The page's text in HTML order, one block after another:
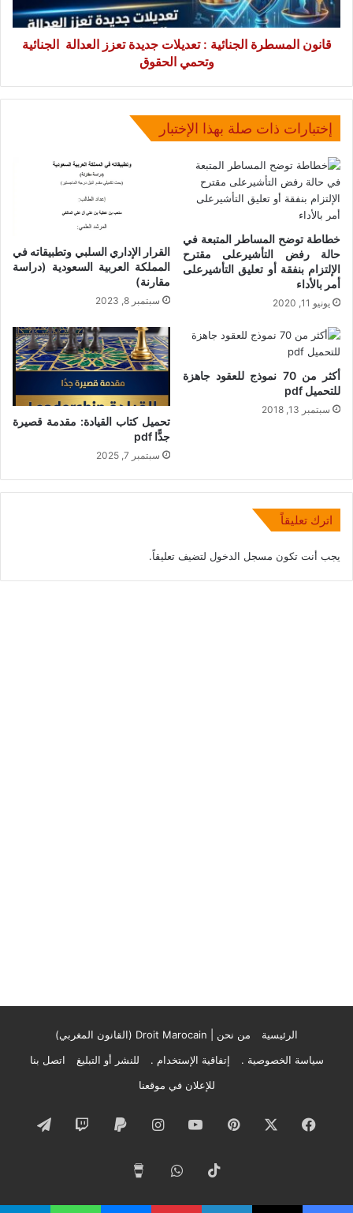
العدالة
الجنائية
وتحمي
قانون المسطرة الجنائية : تعديلات جديدة تعزز العدالة الجنائية
وتحمي الحقوق
إختبارات ذات صلة بهذا الإختبار
خطاطة توضح المساطر المتبعة في
حالة رفض التأشيرعلى مقترح
الإلتزام بنفقة أو تعليق التأشيرعلى
أمر بالأداء
يونيو 11, 2020
القرار الإداري السلبي وتطبيقاته في
المملكة العربية السعودية (دراسة
مقارنة)
سبتمبر 8, 2023
أكثر من 70 نموذج للعقود جاهزة
للتحميل pdf
سبتمبر 13, 2018
تحميل كتاب القيادة: مقدمة قصيرة
جدًّا pdf
سبتمبر 7, 2025
اترك تعليقاً
يجب أنت تكون مسجل الدخول لتضيف تعليقاً.
الرئيسية
من نحن | Droit Marocain (القانون المغربي)
سياسة الخصوصية .
إتفاقية الإستخدام . للنشر أو التبليغ
اتصل بنا
للإعلان في موقعنا
فيسبوك بينتيريست‫YouTubeانستقرام
‏Paypal
‫TikTokواتساب
Me